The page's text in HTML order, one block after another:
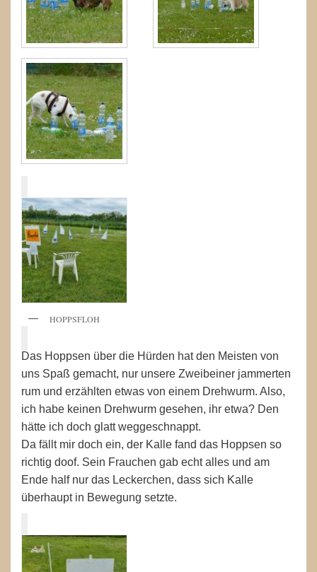
HOPPSFLOH
Das Hoppsen über die Hürden hat den Meisten von
uns Spaß gemacht, nur unsere Zweibeiner jammerten
rum und erzählten etwas von einem Drehwurm. Also,
ich habe keinen Drehwurm gesehen, ihr etwa? Den
hätte ich doch glatt weggeschnappt.
Da fällt mir doch ein, der Kalle fand das Hoppsen so
richtig doof. Sein Frauchen gab echt alles und am
Ende half nur das Leckerchen, dass sich Kalle
überhaupt in Bewegung setzte.